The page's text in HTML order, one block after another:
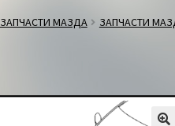
ЗАПЧАСТИ МАЗДА ЗАПЧАСТИ